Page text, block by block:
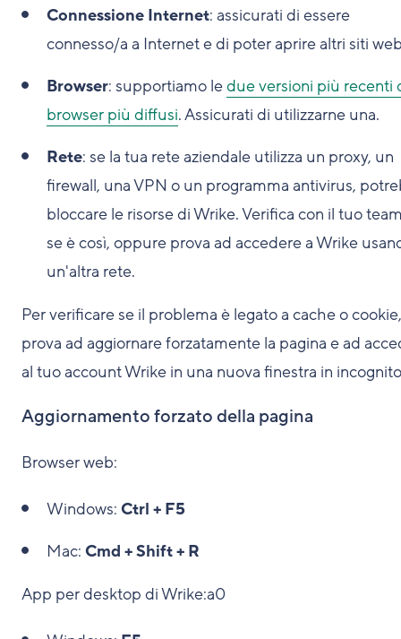
Connessione Internet: assicurati di essere
connesso/a a Internet e di poter aprire altri siti
Browser: supportiamo ledue versioni più recenti
browser più diffusi. Assicurati di utilizzarne una.
Rete: se la tua rete aziendale utilizza un proxy, un
firewall, una VPN o un programma antivirus,
bloccare le risorse di Wrike. Verifica con il tuo
se è così, oppure prova ad accedere a Wrike
un'altra rete.
Per verificare se il problema è legato a cache o cookie,
prova ad aggiornare forzatamente la pagina e ad
al tuo account Wrike in una nuova finestra in
Aggiornamento forzato della pagina
Browser web:
Windows: Ctrl + F5
Mac: Cmd + Shift + R
App per desktop di Wrike:a0